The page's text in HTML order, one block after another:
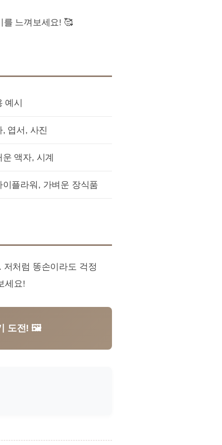
를 느껴보세요! 🥰
예시
, 엽서, 사진
운 액자, 시계
이플라워, 가벼운 장식품
처럼 똥손이라도 걱정
세요!
도전! 🖼️